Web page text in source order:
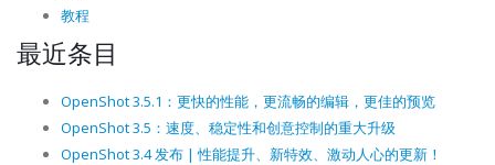
教程
最近条目
OpenShot 3.5.1：更快的性能，更流畅的编辑，更佳的预览
OpenShot 3.5：速度、稳定性和创意控制的重大升级
OpenShot 3.4 发布 | 性能提升、新特效、激动人心的更新！